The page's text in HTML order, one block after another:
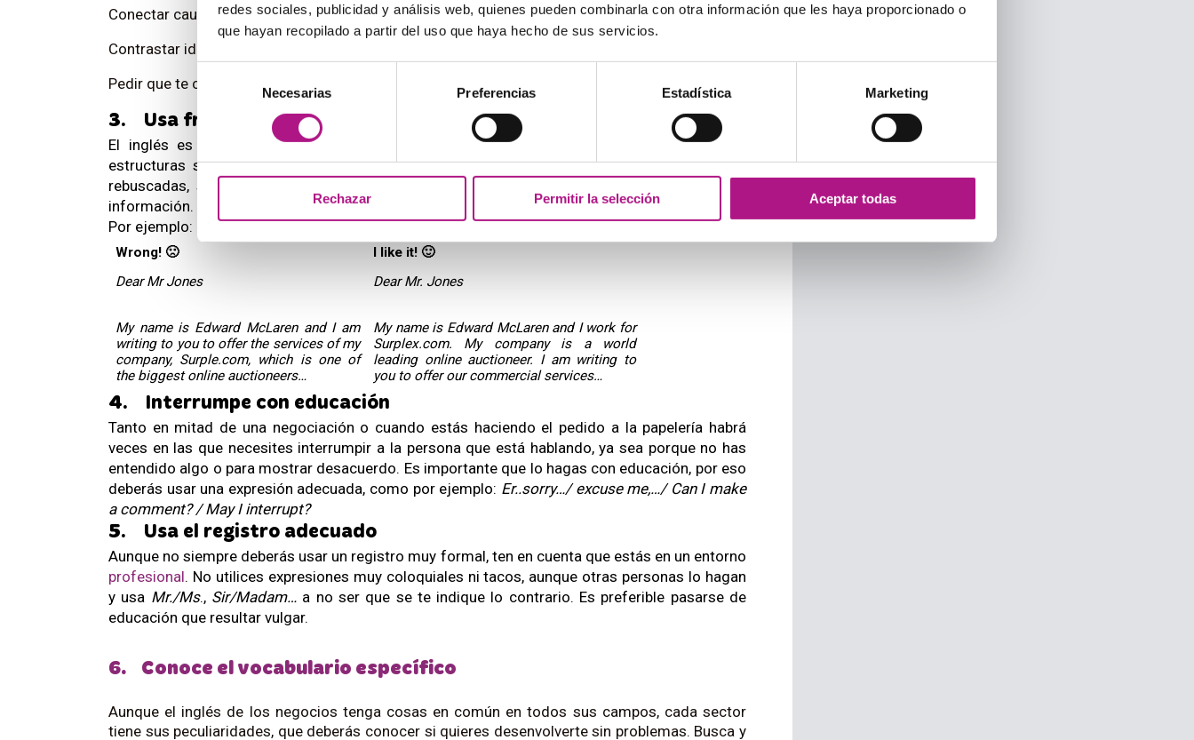
redes sociales, publicidad y análisis web, quienes pueden combinarla con otra información que les haya proporcionado o
que hayan recopilado a partir del uso que haya hecho de sus servicios.
de
consentimiento
Necesarias Preferencias Estadística Marketing
Rechazar Permitir la selección Aceptar todas
Conectar causa y consecuencia –It implies that
Contrastar ideas –
Pedir que te confirmen algo –
Do you mean that…?
3. Usa frases que incluyan una sola idea
El inglés es un idioma de pocos rodeos. Lo normal es usar pocas palabras precisas y
estructuras sencillas. Esto es una ventaja, ya que no tendrás que complicarte con frases
rebuscadas, solo tendrás que ser capaz de organizar tus ideas en pequeñas unidades de
información.
Por ejemplo:
Wrong! 🙁
I like it! 🙂
Dear Mr Jones
My name is Edward McLaren and I am
writing to you to offer the services of my
company, Surple.com, which is one of
the biggest online auctioneers…
Dear Mr. Jones
My name is Edward McLaren and I work for
Surplex.com. My company is a world
leading online auctioneer. I am writing to
you to offer our commercial services…
4. Interrumpe con educación
Tanto en mitad de una negociación o cuando estás haciendo el pedido a la papelería habrá
veces en las que necesites interrumpir a la persona que está hablando, ya sea porque no has
entendido algo o para mostrar desacuerdo. Es importante que lo hagas con educación, por eso
deberás usar una expresión adecuada, como por ejemplo: Er..sorry…/ excuse me,…/ Can I make
a comment? / May I interrupt?
5. Usa el registro adecuado
profesional. No utilices expresiones muy coloquiales ni tacos, aunque otras personas lo hagan
y usa Mr./Ms., Sir/Madam… a no ser que se te indique lo contrario. Es preferible pasarse de
educación que resultar vulgar.
6. Conoce el vocabulario específico
Aunque el inglés de los negocios tenga cosas en común en todos sus campos, cada sector
tiene sus peculiaridades, que deberás conocer si quieres desenvolverte sin problemas. Busca y